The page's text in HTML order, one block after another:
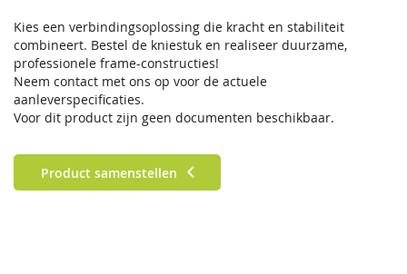
Kies een verbindingsoplossing die kracht en stabiliteit
combineert. Bestel de kniestuk en realiseer duurzame,
professionele frame-constructies!
Neem contact met ons op voor de actuele
aanleverspecificaties.
Voor dit product zijn geen documenten beschikbaar.
Product samenstellen